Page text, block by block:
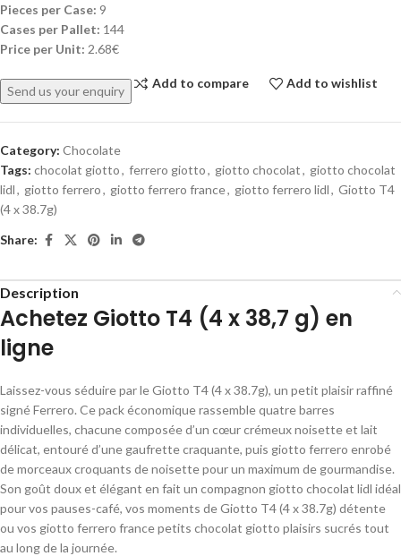
Pieces per Case: 9
Cases per Pallet: 144
Price per Unit: 2.68€
Send us your enquiry
Add to compare Add to wishlist
Category: Chocolate
Tags: chocolat giotto, ferrero giotto, giotto chocolat, giotto chocolat
lidl, giotto ferrero, giotto ferrero france, giotto ferrero lidl, Giotto T4
(4 x 38.7g)
Share:
Description
Achetez Giotto T4 (4 x 38,7 g) en
ligne
Laissez-vous séduire par leGiotto T4 (4 x 38.7g), un petit plaisir raffiné
signé Ferrero. Ce pack économique rassemble quatre barres
individuelles, chacune composée d’un cœur crémeux noisette et lait
délicat, entouré d’une gaufrette craquante, puis giotto ferrero enrobé
de morceaux croquants de noisette pour un maximum de gourmandise.
Son goût doux et élégant en fait un compagnon giotto chocolat lidl idéal
pour vos pauses-café, vos moments deGiotto T4 (4 x 38.7g) détente
ou vos giotto ferrero francepetits chocolat giotto plaisirs sucrés tout
au long de la journée.